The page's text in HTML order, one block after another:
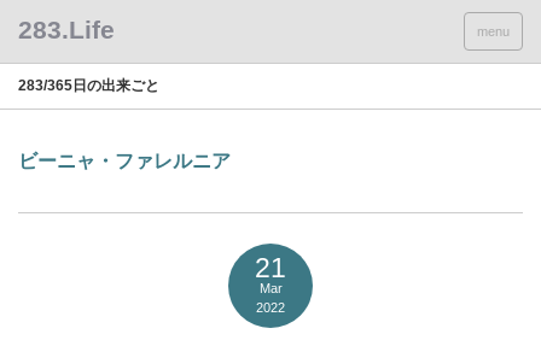
menu
283/365日の出来ごと
ビーニャ・ファレルニア
21
Mar
2022